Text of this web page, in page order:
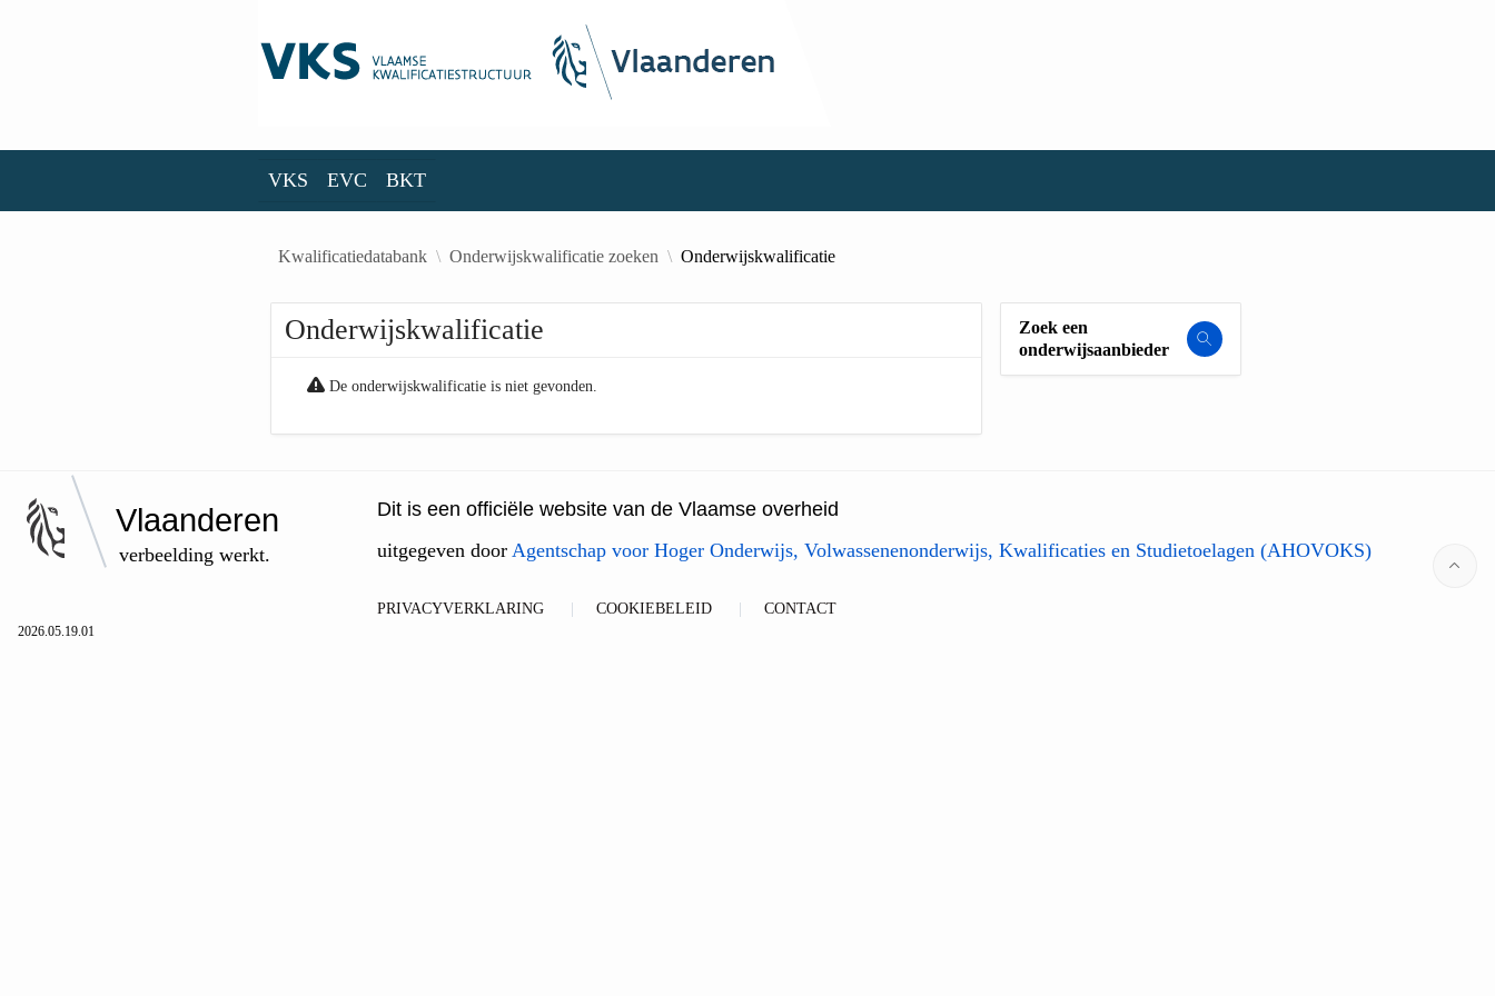
VKS EVC BKT
Kwalificatiedatabank Onderwijskwalificatie zoeken Onderwijskwalificatie
Onderwijskwalificatie
De onderwijskwalificatie is niet gevonden.
Zoek een
onderwijsaanbieder
Vlaanderen
verbeelding werkt.
Dit is een officiële website van de Vlaamse overheid
uitgegeven door Agentschap voor Hoger Onderwijs, Volwassenenonderwijs, Kwalificaties en Studietoelagen (AHOVOKS)
PRIVACYVERKLARING COOKIEBELEID CONTACT
2026.05.19.01